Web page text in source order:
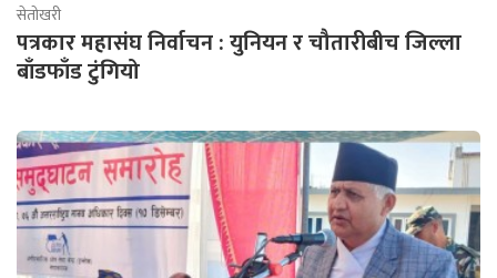
सेतोखरी
पत्रकार महासंघ निर्वाचन : युनियन र चौतारीबीच जिल्ला
बाँडफाँड टुंगियो